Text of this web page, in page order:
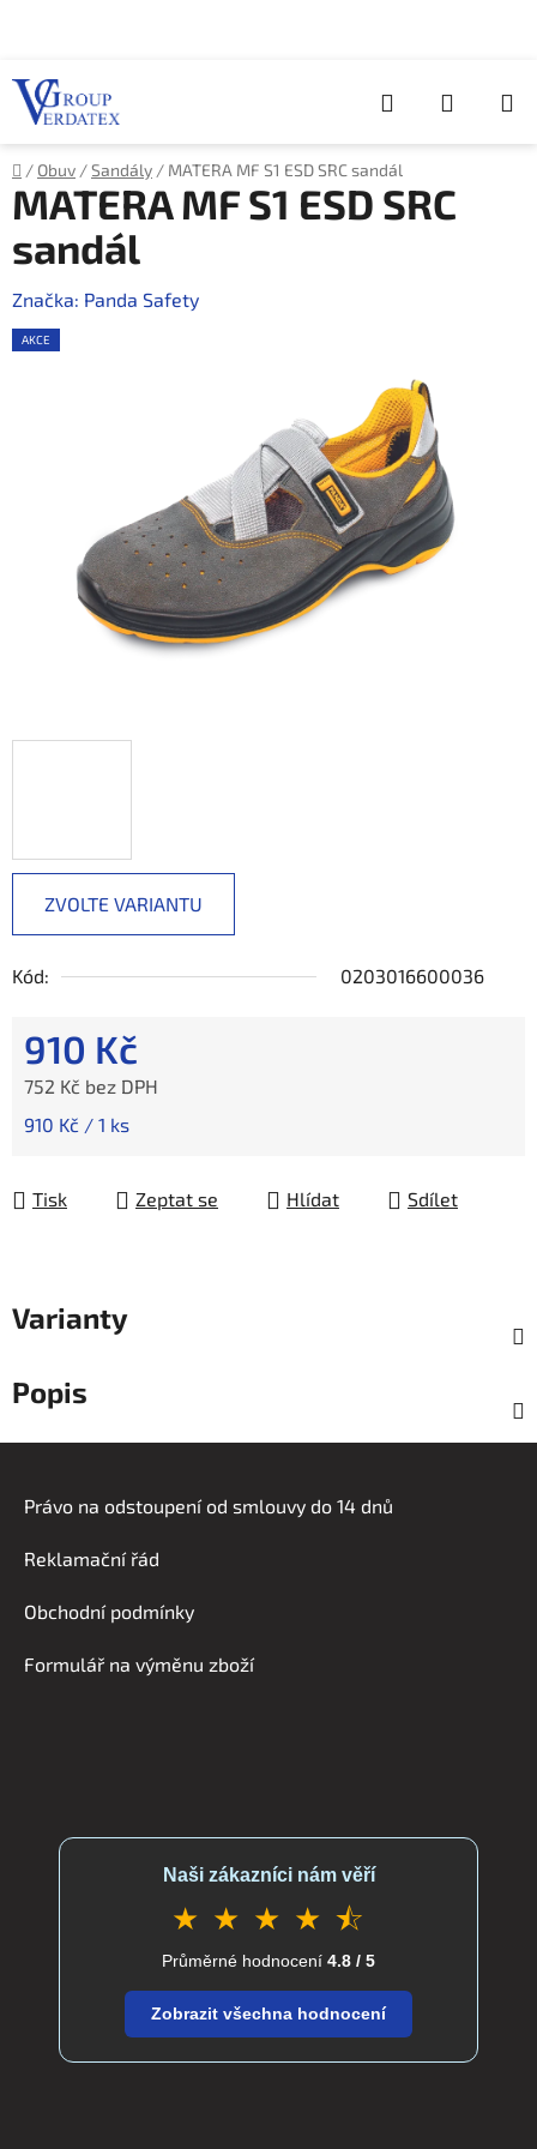
Hledat
KOŠÍK
Domů
/ Obuv /Sandály / MATERA MF S1 ESD SRC sandál
ZVOLTE VARIANTU
Kód: 0203016600036
910 Kč
752 Kč bez DPH
Měrná cena:
910 Kč / 1 ks
Tisk Zeptat se Hlídat Sdílet
MATERA MF S1 ESD SRC
sandál
Značka: Panda Safety
AKCE
Varianty
Popis
Právo na odstoupení od smlouvy do 14 dnů
Reklamační řád
Obchodní podmínky
Formulář na výměnu zboží
Naši zákazníci nám věří
★ ★ ★ ★ ⯪
Průměrné hodnocení 4.8 / 5
Zobrazit všechna hodnocení